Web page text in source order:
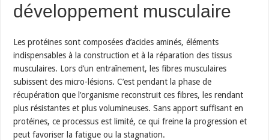
développement musculaire
Les protéines sont composées d’acides aminés, éléments
indispensables à la construction et à la réparation des tissus
musculaires. Lors d’un entraînement, les fibres musculaires
subissent des micro-lésions. C’est pendant la phase de
récupération que l’organisme reconstruit ces fibres, les rendant
plus résistantes et plus volumineuses. Sans apport suffisant en
protéines, ce processus est limité, ce qui freine la progression et
peut favoriser la fatigue ou la stagnation.